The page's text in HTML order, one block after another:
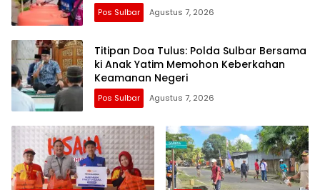
Pos Sulbar Agustus 7, 2026
Titipan Doa Tulus: Polda Sulbar Bersama
ki Anak Yatim Memohon Keberkahan
Keamanan Negeri
Pos Sulbar Agustus 7, 2026